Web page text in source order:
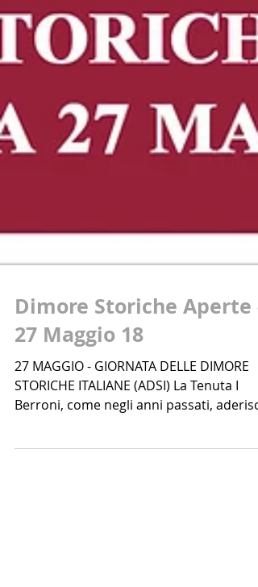
Dimore Storiche Aperte -
27 Maggio 18
27 MAGGIO - GIORNATA DELLE DIMORE
Berroni, come negli anni passati, aderisce